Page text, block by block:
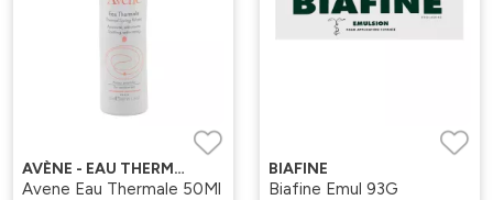
AVÈNE - EAU THERMALE
Avene Eau Thermale 50Ml
BIAFINE
Biafine Emul 93G